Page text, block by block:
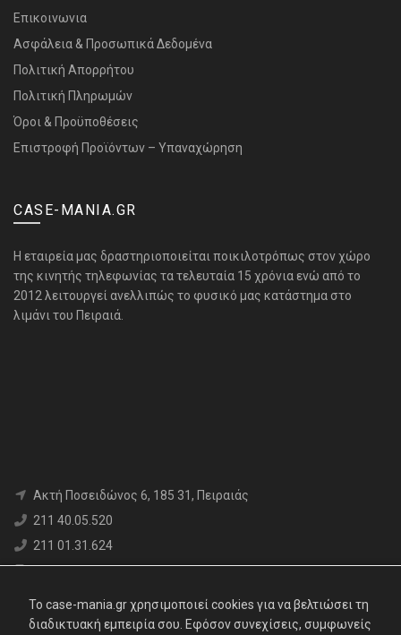
Επικοινωνια
Ασφάλεια & Προσωπικά Δεδομένα
Πολιτική Απορρήτου
Πολιτική Πληρωμών
Όροι & Προϋποθέσεις
Επιστροφή Προϊόντων – Υπαναχώρηση
CASE-MANIA.GR
H εταιρεία μας δραστηριοποιείται ποικιλοτρόπως στον χώρο
της κινητής τηλεφωνίας τα τελευταία 15 χρόνια ενώ από το
2012 λειτουργεί ανελλιπώς το φυσικό μας κατάστημα στο
λιμάνι του Πειραιά.
Aκτή Ποσειδώνος 6, 185 31, Πειραιάς
211 40.05.520
211 01.31.624
6980 71.17.12
Α.Φ.Μ. : 800376552 | Αρ. ΓΕΜΗ: 119062907000
To case-mania.gr χρησιμοποιεί cookies για να βελτιώσει τη
διαδικτυακή εμπειρία σου. Εφόσον συνεχίσεις, συμφωνείς